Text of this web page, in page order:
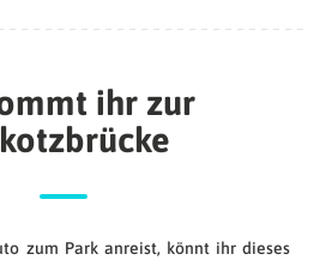
ihr zur
zum Park anreist, könnt ihr dieses